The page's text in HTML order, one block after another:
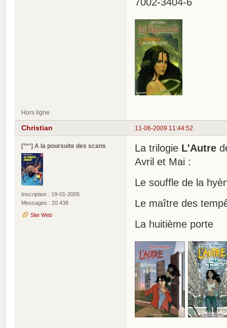
Hors ligne
11-06-2009 11:44:52
Christian
[°*°] A la poursuite des scans
Inscription : 19-01-2005
Messages : 20 438
Site Web
La trilogie L'Autre
Avril et Mai :
Le souffle de la
Le maître des
La huitième porte